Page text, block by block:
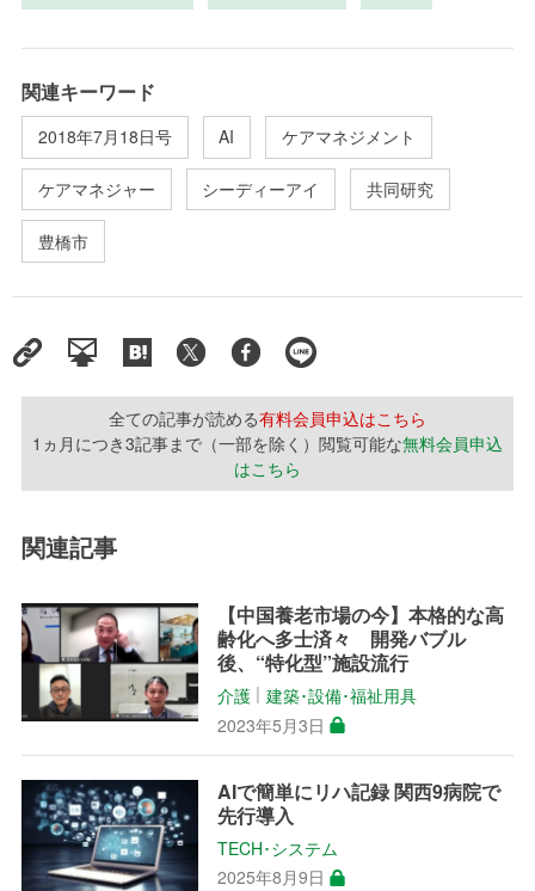
関連キーワード
2018年7月18日号 AI ケアマネジメント
ケアマネジャー シーディーアイ 共同研究
豊橋市
全ての記事が読める有料会員申込はこちら
1ヵ月につき3記事まで（一部を除く）閲覧可能な無料会員申込
はこちら
関連記事
【中国養老市場の今】本格的な高
齢化へ多士済々 開発バブル
後、“特化型”施設流行
介護 │建築･設備･福祉用具
2023年5月3日
AIで簡単にリハ記録 関西9病院で
先行導入
TECH･システム
2025年8月9日